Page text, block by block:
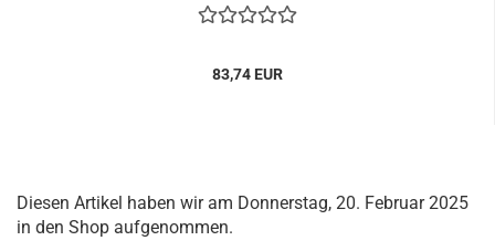
83,74 EUR
Diesen Artikel haben wir am Donnerstag, 20. Februar 2025
in den Shop aufgenommen.